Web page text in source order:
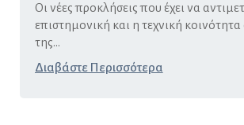
Οι νέες προκλήσεις που έχει να
επιστημονική και η τεχνική
της...
Διαβάστε Περισσότερα